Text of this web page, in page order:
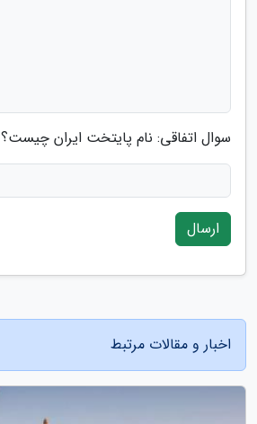
سوال اتفاقی: نام پایتخت ایران چیست؟
ارسال
اخبار و مقالات مرتبط